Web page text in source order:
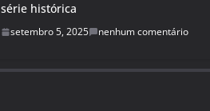
série histórica
setembro 5, 2025 nenhum comentário